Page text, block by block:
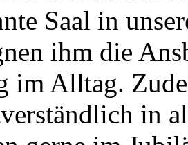
Saal in
ihm die
im Alltag.
in